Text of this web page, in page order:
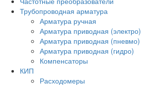
Трубопроводная арматура
Арматура ручная
Арматура приводная (электро)
Арматура приводная (пневмо)
Арматура приводная (гидро)
Компенсаторы
КИП
Расходомеры